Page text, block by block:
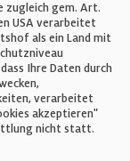
zugleich gem. Art.
USA verarbeitet
als ein Land mit
Ihre Daten durch
verarbeitet
akzeptieren"
nicht statt.